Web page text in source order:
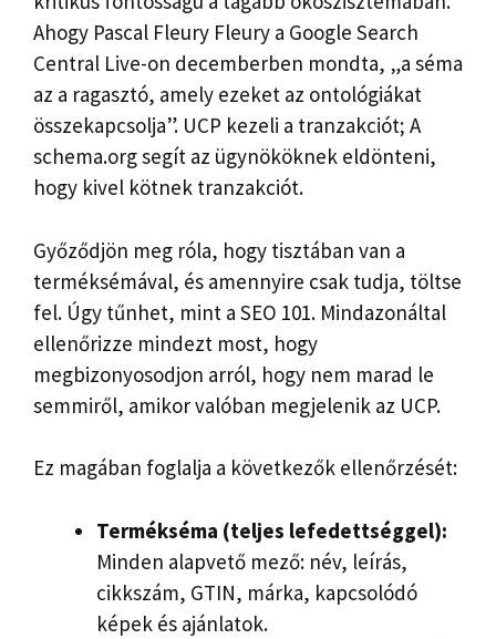
Ahogy Pascal Fleury Fleury a Google Search
Central Live-on decemberben mondta, „a séma
az a ragasztó, amely ezeket az ontológiákat
összekapcsolja”. UCP kezeli a tranzakciót; A
schema.org segít az ügynököknek eldönteni,
hogy kivel kötnek tranzakciót.
Győződjön meg róla, hogy tisztában van a
terméksémával, és amennyire csak tudja, töltse
fel. Úgy tűnhet, mint a SEO 101. Mindazonáltal
ellenőrizze mindezt most, hogy
megbizonyosodjon arról, hogy nem marad le
semmiről, amikor valóban megjelenik az UCP.
Ez magában foglalja a következők ellenőrzését:
Termékséma (teljes lefedettséggel):
Minden alapvető mező: név, leírás,
cikkszám, GTIN, márka, kapcsolódó
képek és ajánlatok.